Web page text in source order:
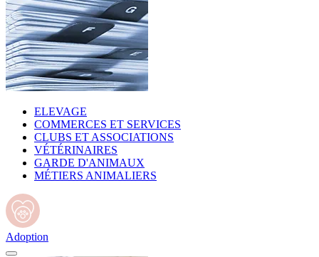
ELEVAGE
COMMERCES ET SERVICES
CLUBS ET ASSOCIATIONS
VÉTÉRINAIRES
GARDE D'ANIMAUX
MÉTIERS ANIMALIERS
Adoption